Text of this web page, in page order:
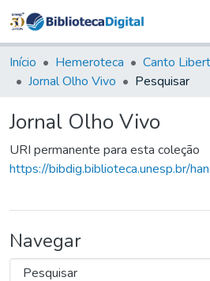
&
Coleções
Tudo na
Digital
Início Hemeroteca
Jornal Olho Vivo
Pesquisar
Jornal Olho Vivo
URI permanente para esta coleção
https://bibdig.biblioteca.unesp.br/
Navegar